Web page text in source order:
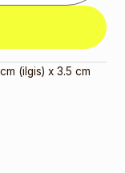
(ilgis) x 3.5 cm